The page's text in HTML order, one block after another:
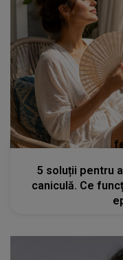
5 soluții pentru
caniculă. Ce